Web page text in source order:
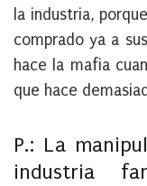
la industria,
comprado ya a
hace la mafia
que hace
P.: La
industria